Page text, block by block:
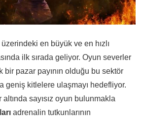
en büyük ve en hızlı
ilk sırada geliyor. Oyun severler
pazar payının olduğu bu sektör
geniş kitlelere ulaşmayı hedefliyor.
sayısız oyun bulunmakla
adrenalin tutkunlarının